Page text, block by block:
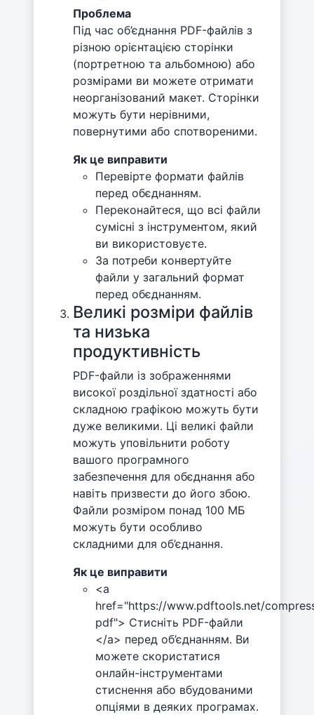
Проблема
Під час об’єднання PDF-файлів з
різною орієнтацією сторінки
(портретною та альбомною) або
розмірами ви можете отримати
неорганізований макет. Сторінки
можуть бути нерівними,
повернутими або спотвореними.
Як це виправити
Перевірте формати файлів
перед обєднанням.
Переконайтеся, що всі файли
сумісні з інструментом, який
ви використовуєте.
За потреби конвертуйте
файли у загальний формат
перед обєднанням.
Великі розміри файлів
та низька
продуктивність
PDF-файли із зображеннями
високої роздільної здатності або
складною графікою можуть бути
дуже великими. Ці великі файли
можуть уповільнити роботу
вашого програмного
забезпечення для обєднання або
навіть призвести до його збою.
Файли розміром понад 100 МБ
можуть бути особливо
складними для об’єднання.
Як це виправити
<a
href="https://www.pdftools.net/
pdf"> Стисніть PDF-файли
</a> перед об’єднанням. Ви
можете скористатися
онлайн-інструментами
стиснення або вбудованими
опціями в деяких програмах.